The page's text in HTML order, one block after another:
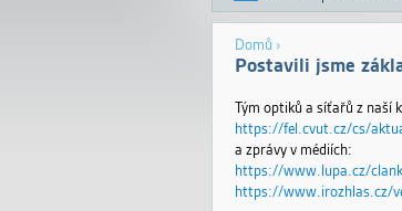
Jste
zde
Domů ›
Postavili jsme
Tým optiků a síťařů z naší
https://fel.cvut.cz/cs/
a zprávy v médiích:
https://www.lupa.cz/
https://www.irozhlas.cz/